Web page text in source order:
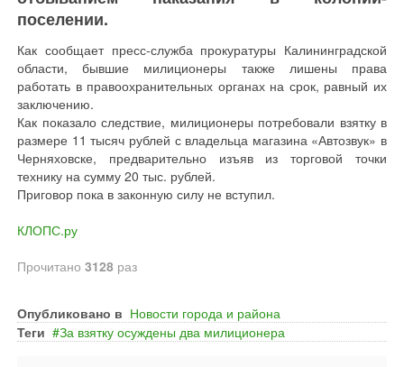
поселении.
Как сообщает пресс-служба прокуратуры Калининградской
области, бывшие милиционеры также лишены права
работать в правоохранительных органах на срок, равный их
заключению.
Как показало следствие, милиционеры потребовали взятку в
размере 11 тысяч рублей с владельца магазина «Автозвук» в
Черняховске, предварительно изъяв из торговой точки
технику на сумму 20 тыс. рублей.
Приговор пока в законную силу не вступил.
КЛОПС.ру
Прочитано 3128 раз
Опубликовано в Новости города и района
Теги
За взятку осуждены два милиционера